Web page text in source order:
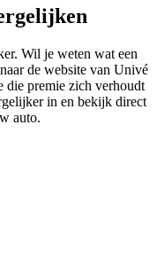
Wil je weten wat een
de website van Univé
die premie zich verhoudt
in en bekijk direct
auto.